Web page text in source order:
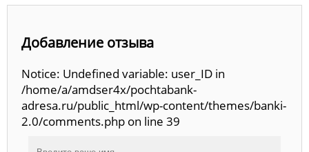
Добавление отзыва
Notice: Undefined variable: user_ID in
/home/a/amdser4x/pochtabank-
adresa.ru/public_html/wp-content/themes/banki-
2.0/comments.php on line 39